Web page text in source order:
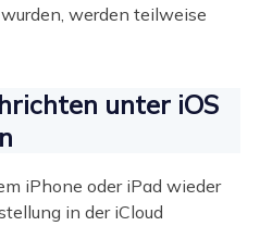
werden teilweise
unter iOS
iPhone oder iPad wieder
in der iCloud